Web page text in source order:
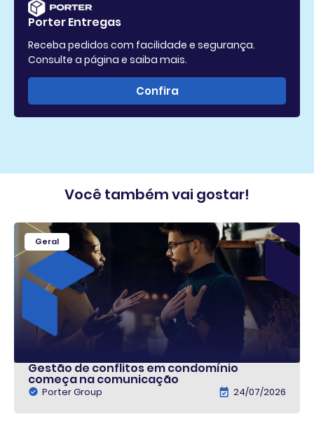
Porter Entregas
Receba pedidos com facilidade e segurança.
Consulte a página e saiba mais.
Confira
Você também vai gostar!
Geral
Gestão de conflitos em condomínio
começa na comunicação
Porter Group 24/07/2026